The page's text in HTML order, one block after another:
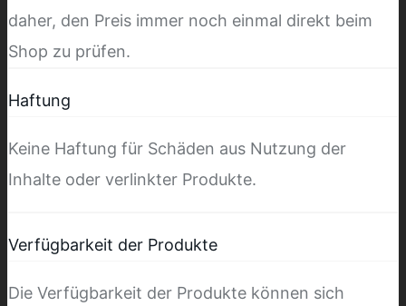
daher, den Preis immer noch einmal direkt beim
Shop zu prüfen.
Haftung
Keine Haftung für Schäden aus Nutzung der
Inhalte oder verlinkter Produkte.
Verfügbarkeit der Produkte
Die Verfügbarkeit der Produkte können sich